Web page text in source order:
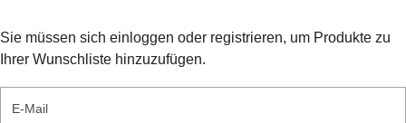
Sie müssen sich einloggen oder registrieren, um Produkte zu
Ihrer Wunschliste hinzuzufügen.
E-Mail